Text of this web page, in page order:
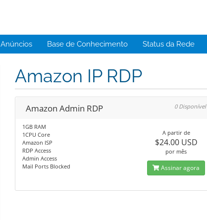
Anúncios Base de Conhecimento Status da Rede
Amazon IP RDP
Amazon Admin RDP 0 Disponível
1GB RAM
1CPU Core
Amazon ISP
RDP Access
Admin Access
Mail Ports Blocked
A partir de
$24.00 USD
por mês
Assinar agora